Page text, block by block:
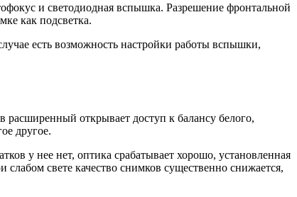
и светодиодная вспышка. Разрешение фронтальной
как подсветка.
есть возможность настройки работы вспышки,
открывает доступ к балансу белого,
другое.
у нее нет, оптика срабатывает хорошо, установленная
свете качество снимков существенно снижается,